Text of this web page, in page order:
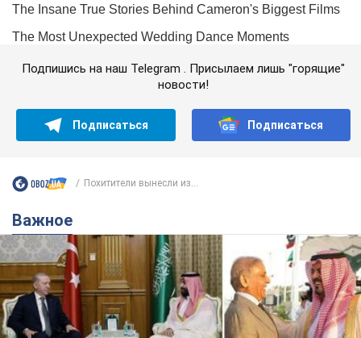
Подпишись на наш Telegram . Присылаем лишь "горящие"
новости!
Подписаться Подписаться
Похитители вынесли из...
Важное